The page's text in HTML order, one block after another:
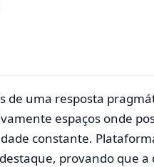
de uma resposta
espaços onde
constante.
provando que a